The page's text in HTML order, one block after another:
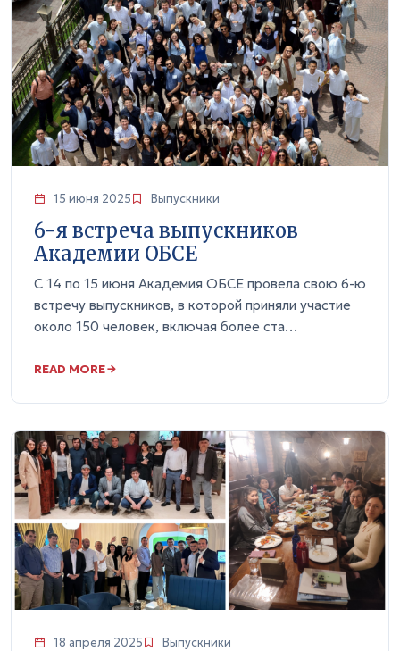
15 июня 2025 Выпускники
6-я встреча выпускников
Академии ОБСЕ
С 14 по 15 июня Академия ОБСЕ провела свою 6-ю
встречу выпускников, в которой приняли участие
около 150 человек, включая более ста…
READ MORE
18 апреля 2025 Выпускники